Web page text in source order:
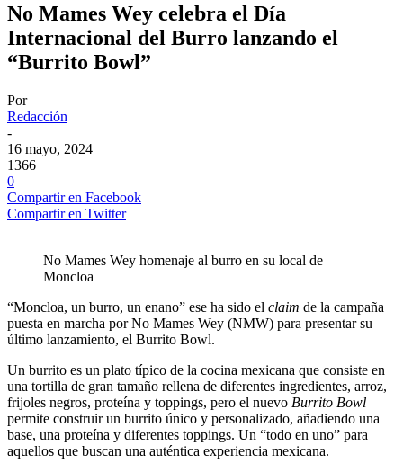
No Mames Wey celebra el Día
Internacional del Burro lanzando el
“Burrito Bowl”
Por
Redacción
-
16 mayo, 2024
1366
0
Compartir en Facebook
Compartir en Twitter
No Mames Wey homenaje al burro en su local de
Moncloa
“Moncloa, un burro, un enano” ese ha sido el claim de la campaña
puesta en marcha por No Mames Wey (NMW) para presentar su
último lanzamiento, el Burrito Bowl.
Un burrito es un plato típico de la cocina mexicana que consiste en
una tortilla de gran tamaño rellena de diferentes ingredientes, arroz,
frijoles negros, proteína y toppings, pero el nuevo Burrito Bowl
permite construir un burrito único y personalizado, añadiendo una
base, una proteína y diferentes toppings. Un “todo en uno” para
aquellos que buscan una auténtica experiencia mexicana.